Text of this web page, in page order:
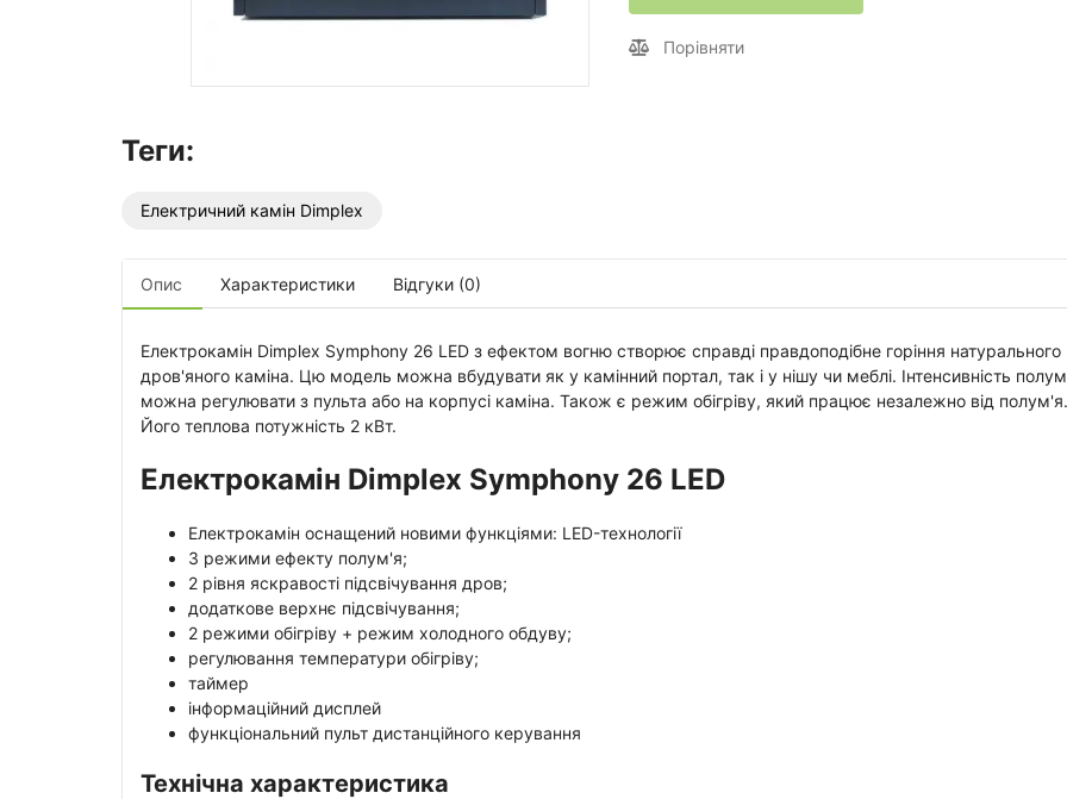
Порівняти
Теги:
Електричний камін Dimplex
Опис Характеристики Відгуки (0)
Електрокамін Dimplex Symphony 26 LED з ефектом вогню створює справді правдоподібне горіння натурального
дров'яного каміна. Цю модель можна вбудувати як у камінний портал, так і у нішу чи меблі. Інтенсивність
можна регулювати з пульта або на корпусі каміна. Також є режим обігріву, який працює незалежно від полум'я.
Його теплова потужність 2 кВт.
Електрокамін Dimplex Symphony 26 LED
Електрокамін оснащений новими функціями: LED-технології
3 режими ефекту полум'я;
2 рівня яскравості підсвічування дров;
додаткове верхнє підсвічування;
2 режими обігріву + режим холодного обдуву;
регулювання температури обігріву;
таймер
інформаційний дисплей
функціональний пульт дистанційного керування
Технічна характеристика